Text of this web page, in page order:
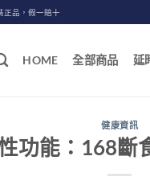
正品，假一賠十
HOME 全部商品 延
健康資訊
功能：168斷